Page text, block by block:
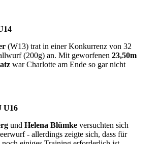
(W13) trat in einer Konkurrenz von 32
(200g) an. Mit geworfenen 23,50m
war Charlotte am Ende so gar nicht
U16
und Helena Blümkeversuchten sich
- allerdings zeigte sich, dass für